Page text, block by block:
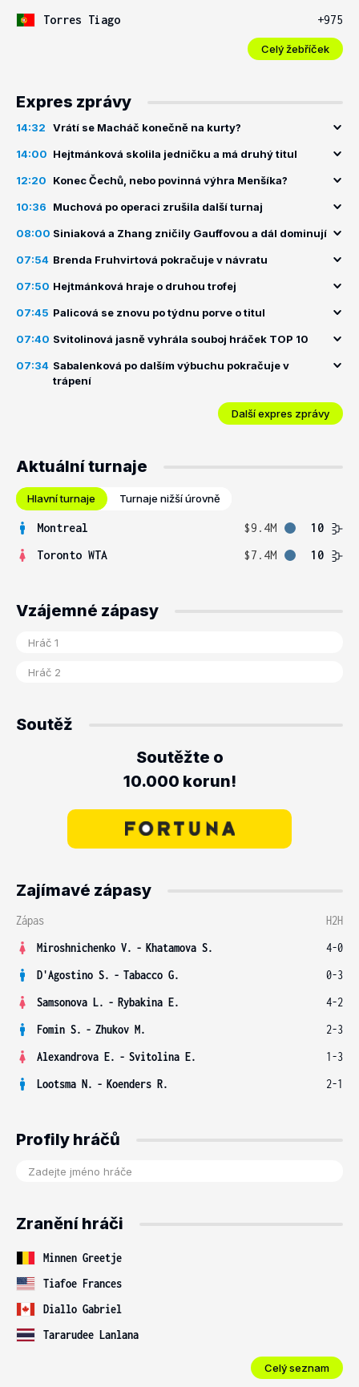
Torres Tiago +975
Celý žebříček
Expres zprávy
14:32 Vrátí se Macháč konečně na kurty?
14:00 Hejtmánková skolila jedničku a má druhý titul
12:20 Konec Čechů, nebo povinná výhra Menšíka?
10:36 Muchová po operaci zrušila další turnaj
08:00 Siniaková a Zhang zničily Gauffovou a dál dominují
07:54 Brenda Fruhvirtová pokračuje v návratu
07:50 Hejtmánková hraje o druhou trofej
07:45 Palicová se znovu po týdnu porve o titul
07:40 Svitolinová jasně vyhrála souboj hráček TOP 10
07:34 Sabalenková po dalším výbuchu pokračuje v
trápení
Další expres zprávy
Aktuální turnaje
Hlavní turnaje Turnaje nižší úrovně
Montreal $9.4M
10
Toronto WTA
$7.4M 10
Vzájemné zápasy
Soutěž
Soutěžte o
10.000 korun!
Zajímavé zápasy
Zápas
H2H
Miroshnichenko V. - Khatamova S.
4-0
D'Agostino S. - Tabacco G.
0-3
Samsonova L. - Rybakina E.
4-2
Fomin S. - Zhukov M.
2-3
Alexandrova E. - Svitolina E.
1-3
Lootsma N. - Koenders R. 2-1
Profily hráčů
Zranění hráči
Minnen Greetje
Tiafoe Frances
Diallo Gabriel
Tararudee Lanlana
Celý seznam